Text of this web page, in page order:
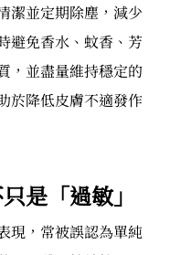
潔並定期除塵，減少
避免香水、蚊香、芳
，並盡量維持穩定的
於降低皮膚不適發作
是「過敏」
現，常被誤認為單純